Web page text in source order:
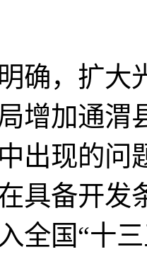
，扩大
增加通渭
出现的问
具备开发
全国“十